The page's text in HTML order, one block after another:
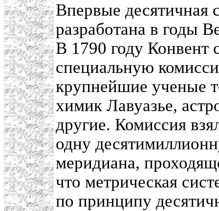
Впервые десятичная
разработана в годы
В 1790 году Конвент
специальную
крупнейшие ученые
химик Лавуазье,
другие. Комиссия
одну
меридиана,
что метрическая
по принципу